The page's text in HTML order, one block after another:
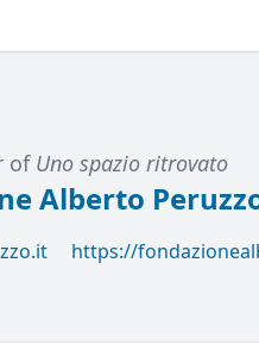
of Uno spazio ritrovato
Alberto
https://